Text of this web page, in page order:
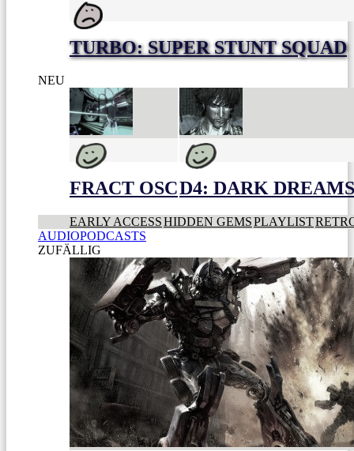
TURBO: SUPER STUNT SQUAD
NEU
FRACT OSCD4: DARK
EARLY ACCESSHIDDEN GEMSPLAYLIST
AUDIOPODCASTS
ZUFÄLLIG